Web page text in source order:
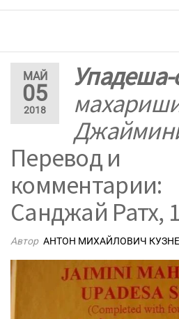
МАЙ
05
2018
Перевод и
комментарии:
Санджай Ратх,
Автор АНТОН МИХАЙЛОВИЧ